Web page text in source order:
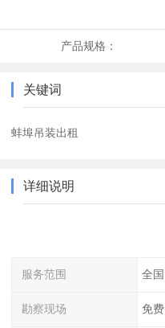
产品规格：
关键词
蚌埠吊装出租
详细说明
服务范围 全国
勘察现场 免费